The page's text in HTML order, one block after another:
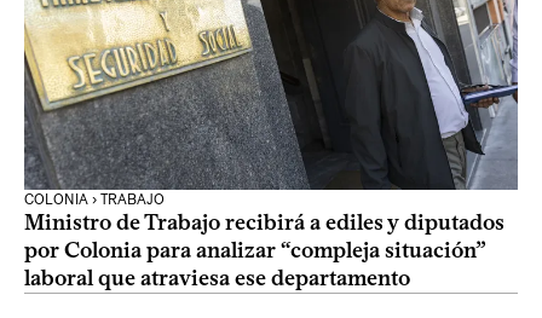
COLONIA › TRABAJO
Ministro de Trabajo recibirá a ediles y diputados
por Colonia para analizar “compleja situación”
laboral que atraviesa ese departamento